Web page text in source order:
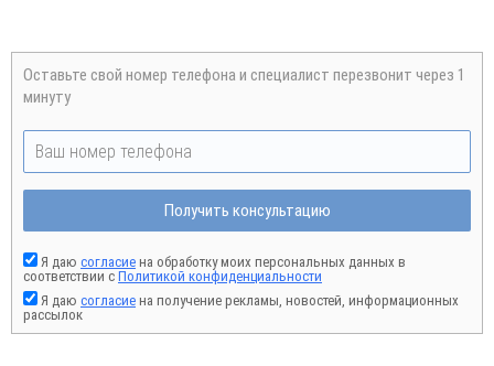
Оставьте свой номер телефона и специалист перезвонит через 1
минуту
Получить консультацию
Я даю согласие на обработку моих персональных данных в
соответствии с Политикой конфиденциальности
Я даю согласие на получение рекламы, новостей, информационных
рассылок